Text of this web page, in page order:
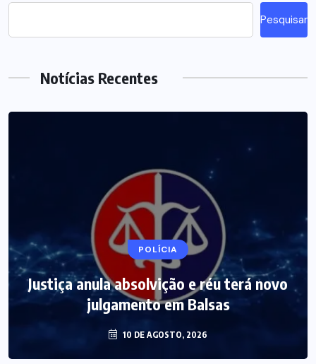
Pesquisar
Notícias Recentes
POLÍCIA
Justiça anula absolvição e réu terá novo
julgamento em Balsas
10 DE AGOSTO, 2026